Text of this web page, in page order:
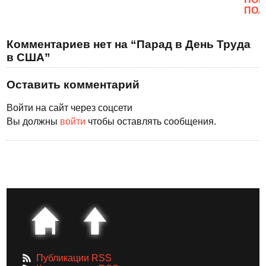
Комментариев нет на “Парад в День Труда
в США”
Оставить комментарий
Войти на сайт через соцсети
Вы должны войти чтобы оставлять сообщения.
Публикации RSS